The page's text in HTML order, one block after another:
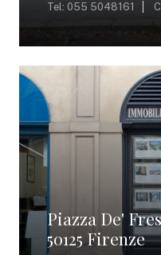
Tel: 055 5048161
Piazza De'
50125 Firenze